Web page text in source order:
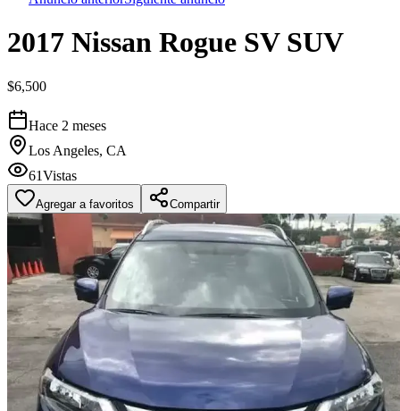
2017 Nissan Rogue SV SUV
$6,500
Hace 2 meses
Los Angeles, CA
61Vistas
Agregar a favoritos Compartir